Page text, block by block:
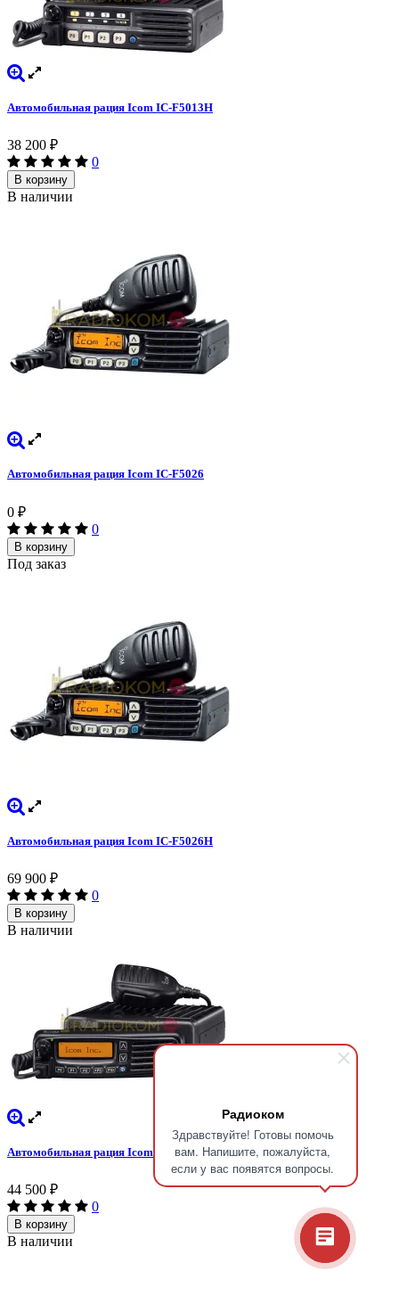
Радиоком
Здравствуйте! Готовы помочь
вам. Напишите, пожалуйста,
если у вас появятся вопросы.
Автомобильная рация Icom IC-F5013H
38 200 ₽
0
В корзину
В наличии
Автомобильная рация Icom IC-F5026
0 ₽
0
В корзину
Под заказ
Автомобильная рация Icom IC-F5026H
69 900 ₽
0
В корзину
В наличии
Автомобильная рация Icom IC-F5061
44 500 ₽
0
В корзину
В наличии